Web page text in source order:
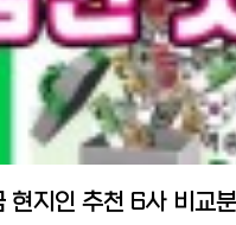
명서와 제 한국에서의 경력
고 잘 살 수 있다"는 의지를
명은 당연히 일본인 배우자가!)
비되면 관할
호가 100번대... 서류를 접수하
는 1개월, 길게는 3개월의 기다